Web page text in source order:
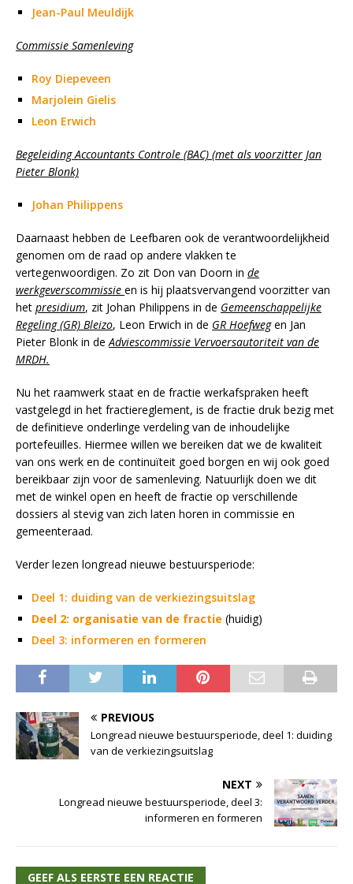
Jean-Paul Meuldijk
Commissie Samenleving
Roy Diepeveen
Marjolein Gielis
Leon Erwich
Begeleiding Accountants Controle (BAC) (met als voorzitter Jan
Pieter Blonk)
Johan Philippens
Daarnaast hebben de Leefbaren ook de verantwoordelijkheid
genomen om de raad op andere vlakken te
vertegenwoordigen. Zo zit Don van Doorn in de
werkgeverscommissie en is hij plaatsvervangend voorzitter van
het presidium, zit Johan Philippens in de Gemeenschappelijke
Regeling (GR) Bleizo, Leon Erwich in de GR Hoefwegen Jan
Pieter Blonk in deAdviescommissie Vervoersautoriteit van de
MRDH.
Nu het raamwerk staat en de fractie werkafspraken heeft
vastgelegd in het fractiereglement, is de fractie druk bezig met
de definitieve onderlinge verdeling van de inhoudelijke
portefeuilles. Hiermee willen we bereiken dat we de kwaliteit
van ons werk en de continuïteit goed borgen en wij ook goed
bereikbaar zijn voor de samenleving. Natuurlijk doen we dit
met de winkel open en heeft de fractie op verschillende
dossiers al stevig van zich laten horen in commissie en
gemeenteraad.
Verder lezen longread nieuwe bestuursperiode:
Deel 1: duiding van de verkiezingsuitslag
Deel 2: organisatie van de fractie (huidig)
Deel 3: informeren en formeren
PREVIOUS
Longread nieuwe bestuursperiode, deel 1: duiding
van de verkiezingsuitslag
NEXT
Longread nieuwe bestuursperiode, deel 3:
informeren en formeren
GEEF ALS EERSTE EEN REACTIE